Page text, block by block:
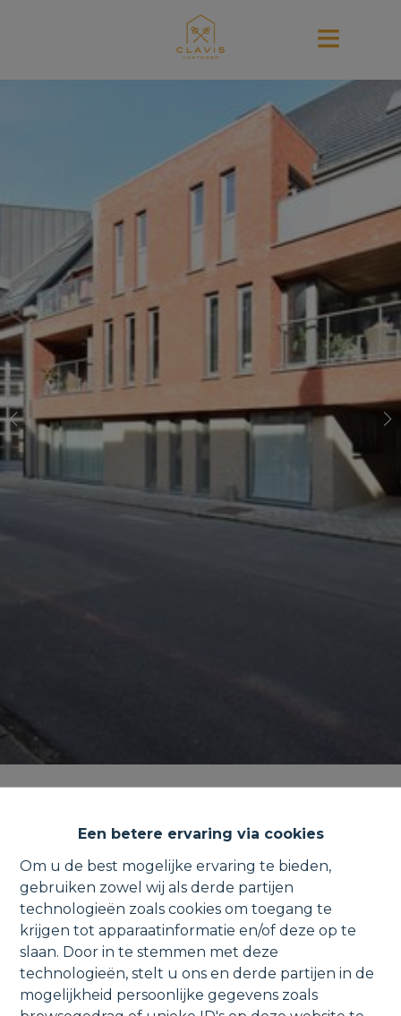
Een betere ervaring via cookies
Om u de best mogelijke ervaring te bieden,
gebruiken zowel wij als derde partijen
technologieën zoals cookies om toegang te
krijgen tot apparaatinformatie en/of deze op te
slaan. Door in te stemmen met deze
technologieën, stelt u ons en derde partijen in de
mogelijkheid persoonlijke gegevens zoals
Duplex-appartement met mog.
3 slaapkamers, lift & terrassen.
Schoolstraat 44 6, 1880 Kapelle-op-den-Bos
VERHUURD